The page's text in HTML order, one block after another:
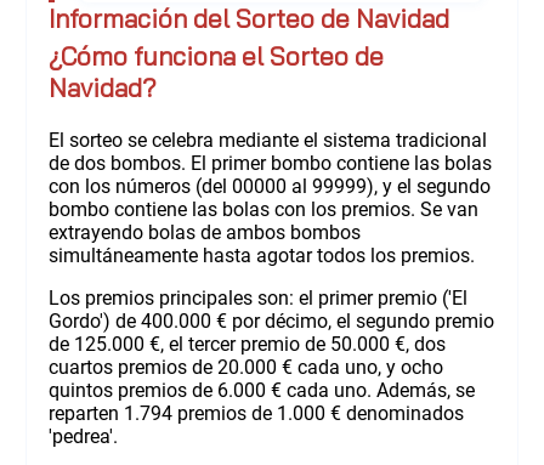
Información del Sorteo de Navidad
¿Cómo funciona el Sorteo de
Navidad?
El sorteo se celebra mediante el sistema tradicional
de dos bombos. El primer bombo contiene las bolas
con los números (del 00000 al 99999), y el segundo
bombo contiene las bolas con los premios. Se van
extrayendo bolas de ambos bombos
simultáneamente hasta agotar todos los premios.
Los premios principales son: el primer premio ('El
Gordo') de 400.000 € por décimo, el segundo premio
de 125.000 €, el tercer premio de 50.000 €, dos
cuartos premios de 20.000 € cada uno, y ocho
quintos premios de 6.000 € cada uno. Además, se
reparten 1.794 premios de 1.000 € denominados
'pedrea'.